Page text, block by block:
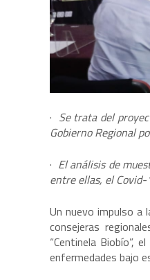
· Se trata del
Gobierno Regional
· El análisis de
entre ellas, el
Un nuevo impulso a
consejeras
“Centinela Biobío”,
enfermedades bajo